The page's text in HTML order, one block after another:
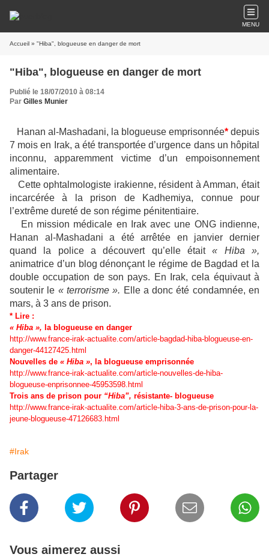
MENU
Accueil » "Hiba", blogueuse en danger de mort
"Hiba", blogueuse en danger de mort
Publié le 18/07/2010 à 08:14
Par Gilles Munier
Hanan al-Mashadani, la blogueuse emprisonnée* depuis
7 mois en Irak, a été transportée d’urgence dans un hôpital
inconnu, apparemment victime d’un empoisonnement
alimentaire.
Cette ophtalmologiste irakienne, résident à Amman, était
incarcérée à la prison de Kadhemiya, connue pour
l’extrême dureté de son régime pénitentiaire.
En mission médicale en Irak avec une ONG indienne,
Hanan al-Mashadani a été arrêtée en janvier dernier
quand la police a découvert qu’elle était« Hiba »,
animatrice d’un blog dénonçant le régime de Bagdad et la
double occupation de son pays. En Irak, cela équivaut à
soutenir le « terrorisme ». Elle a donc été condamnée, en
mars, à 3 ans de prison.
* Lire :
« Hiba », la blogueuse en danger
http://www.france-irak-actualite.com/article-bagdad-hiba-blogueuse-en-
danger-44127425.html
Nouvelles de « Hiba », la blogueuse emprisonnée
http://www.france-irak-actualite.com/article-nouvelles-de-hiba-
blogueuse-enprisonnee-45953598.html
Trois ans de prison pour “Hiba”, résistante- blogueuse
http://www.france-irak-actualite.com/article-hiba-3-ans-de-prison-pour-la-
jeune-blogueuse-47126683.html
#Irak
Partager
Vous aimerez aussi